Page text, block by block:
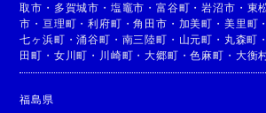
取市 ・ 多賀城市 ・ 塩竈市 ・富谷町 ・岩沼市 ・ 東
市 ・ 亘理町 ・利府町 ・角田市 ・ 加美町 ・ 美里町
七ヶ浜町 ・涌谷町 ・ 南三陸町 ・ 山元町 ・ 丸森町
田町 ・ 女川町 ・ 川崎町 ・大郷町 ・色麻町 ・ 大衡
福島県